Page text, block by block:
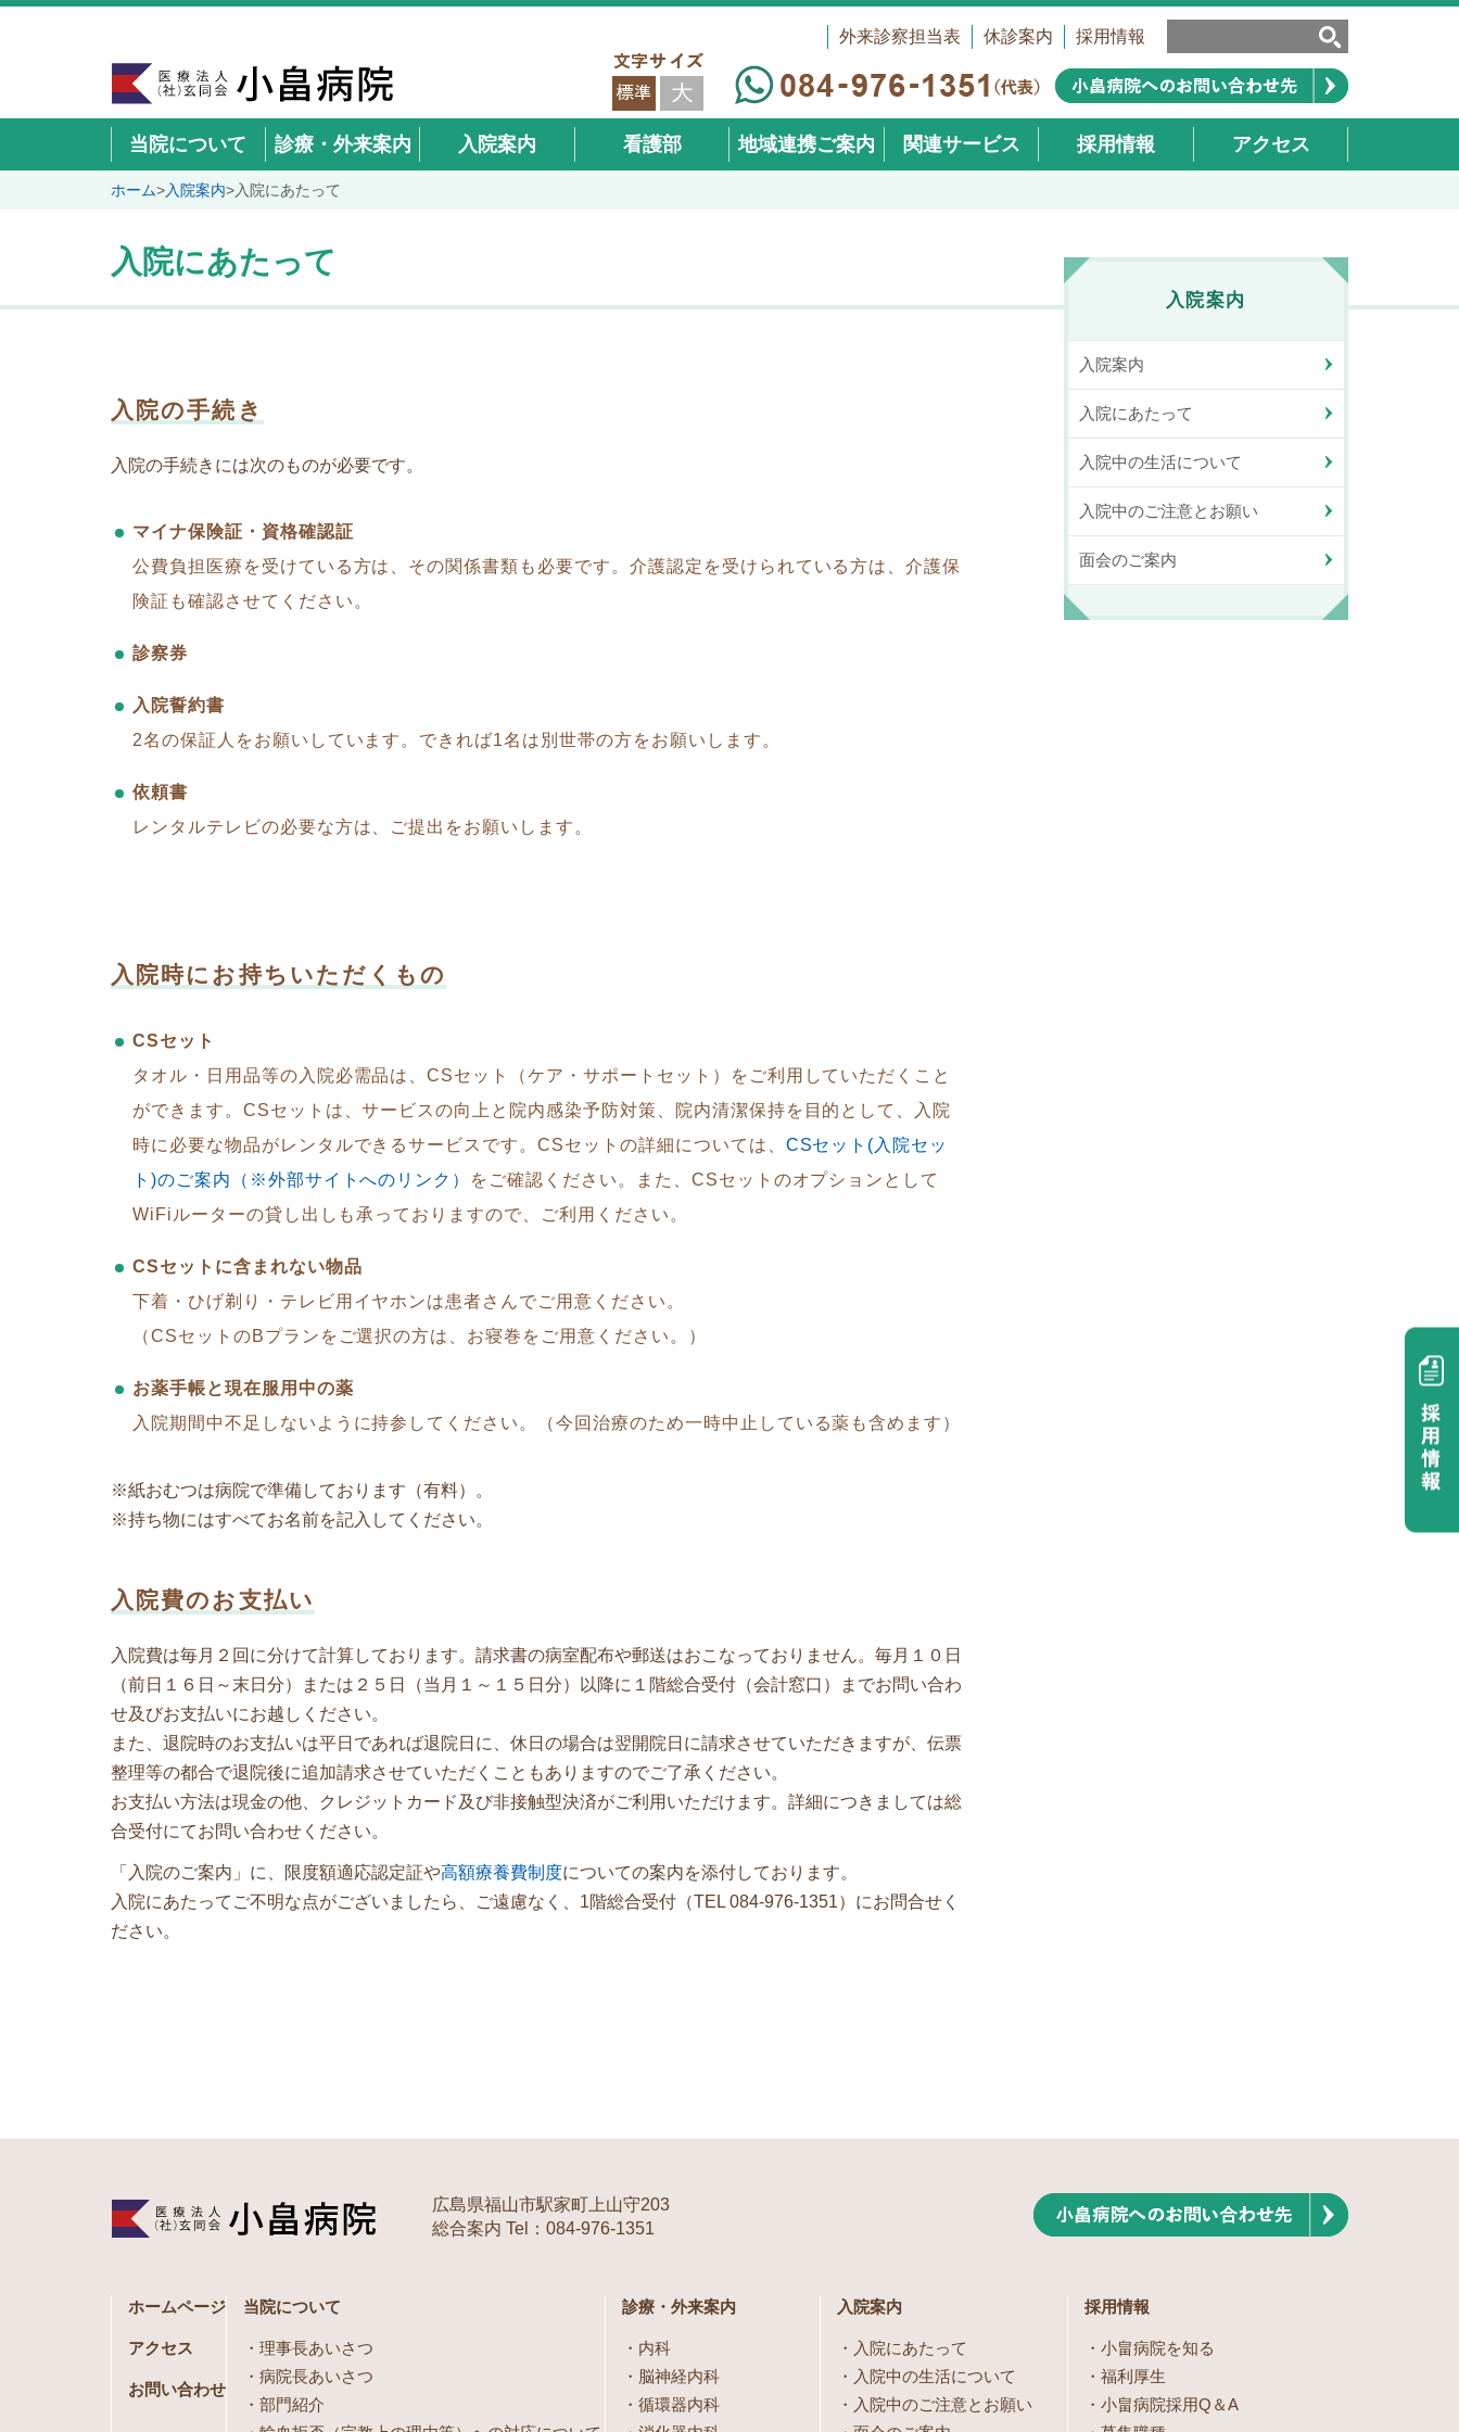
外来診察担当表 休診案内 採用情報
当院について 診療・外来案内 入院案内 看護部 地域連携ご案内 関連サービス 採用情報 アクセス
ホーム>入院案内>入院にあたって
入院にあたって
入院の手続き
入院の手続きには次のものが必要です。
マイナ保険証・資格確認証
公費負担医療を受けている方は、その関係書類も必要です。介護認定を受けられている方は、介護保
険証も確認させてください。
診察券
入院誓約書
2名の保証人をお願いしています。できれば1名は別世帯の方をお願いします。
依頼書
レンタルテレビの必要な方は、ご提出をお願いします。
入院時にお持ちいただくもの
CSセット
タオル・日用品等の入院必需品は、CSセット（ケア・サポートセット）をご利用していただくこと
ができます。CSセットは、サービスの向上と院内感染予防対策、院内清潔保持を目的として、入院
時に必要な物品がレンタルできるサービスです。CSセットの詳細については、 CSセット(入院セッ
ト)のご案内（※外部サイトへのリンク）
をご確認ください。また、CSセットのオプションとして
WiFiルーターの貸し出しも承っておりますので、ご利用ください。
CSセットに含まれない物品
下着・ひげ剃り・テレビ用イヤホンは患者さんでご用意ください。
（CSセットのBプランをご選択の方は、お寝巻をご用意ください。）
お薬手帳と現在服用中の薬
入院期間中不足しないように持参してください。（今回治療のため一時中止している薬も含めます）
※紙おむつは病院で準備しております（有料）。
※持ち物にはすべてお名前を記入してください。
入院費のお支払い
入院費は毎月２回に分けて計算しております。請求書の病室配布や郵送はおこなっておりません。毎月１０日
（前日１６日～末日分）または２５日（当月１～１５日分）以降に１階総合受付（会計窓口）までお問い合わ
せ及びお支払いにお越しください。
また、退院時のお支払いは平日であれば退院日に、休日の場合は翌開院日に請求させていただきますが、伝票
整理等の都合で退院後に追加請求させていただくこともありますのでご了承ください。
お支払い方法は現金の他、クレジットカード及び非接触型決済がご利用いただけます。詳細につきましては総
合受付にてお問い合わせください。
「入院のご案内」に、限度額適応認定証や高額療養費制度についての案内を添付しております。
入院にあたってご不明な点がございましたら、ご遠慮なく、1階総合受付（TEL 084-976-1351）にお問合せく
ださい。
入院案内
入院案内
入院にあたって
入院中の生活について
入院中のご注意とお願い
面会のご案内
広島県福山市駅家町上山守203
総合案内 Tel：084-976-1351
ホームページ
アクセス
お問い合わせ
当院について
理事長あいさつ
病院長あいさつ
部門紹介
診療・外来案内
内科
脳神経内科
循環器内科
入院案内
入院にあたって
入院中の生活について
入院中のご注意とお願い
採用情報
小畠病院を知る
福利厚生
小畠病院採用Q＆A